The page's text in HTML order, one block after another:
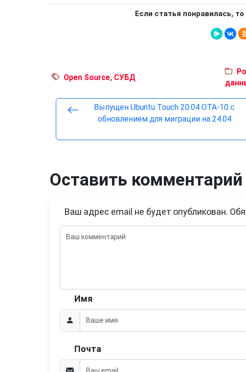
Если статья понравилась,
Open Source, СУБД
Выпущен Ubuntu Touch 20.04 OTA-10 с
обновлением для миграции на 24.04
Оставить комментарий
Ваш адрес email не будет опубликован.
Имя
Почта